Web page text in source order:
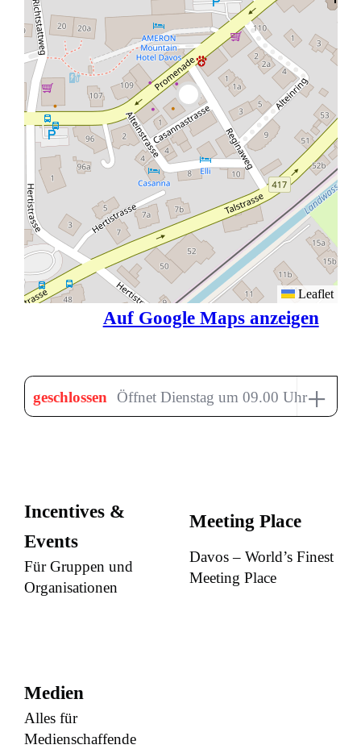
Leaflet
Auf Google Maps anzeigen
geschlossen Öffnet Dienstag um 09.00 Uhr+
Incentives &
Events
Für Gruppen und
Organisationen
Meeting Place
Davos – World’s Finest
Meeting Place
Medien
Alles für
Medienschaffende